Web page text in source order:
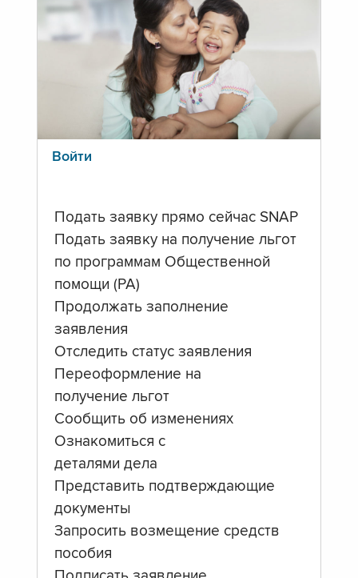
Войти
Подать заявку прямо сейчас SNAP
Подать заявку на получение льгот
по программам Общественной
помощи (PA)
Продолжать заполнение
заявления
Отследить статус заявления
Переоформление на
получение льгот
Сообщить об изменениях
Ознакомиться с
деталями дела
Представить подтверждающие
документы
Запросить возмещение средств
пособия